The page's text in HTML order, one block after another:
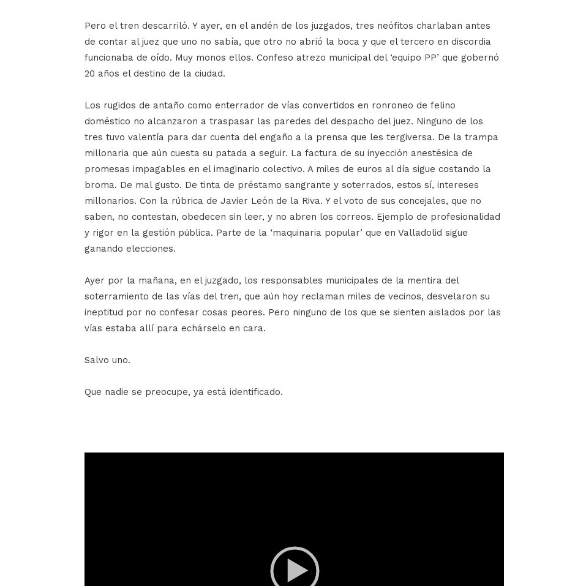
Pero el tren descarriló. Y ayer, en el andén de los juzgados, tres neófitos charlaban antes
de contar al juez que uno no sabía, que otro no abrió la boca y que el tercero en discordia
funcionaba de oído. Muy monos ellos. Confeso atrezo municipal del ‘equipo PP’ que gobernó
20 años el destino de la ciudad.
Los rugidos de antaño como enterrador de vías convertidos en ronroneo de felino
doméstico no alcanzaron a traspasar las paredes del despacho del juez. Ninguno de los
tres tuvo valentía para dar cuenta del engaño a la prensa que les tergiversa. De la trampa
millonaria que aún cuesta su patada a seguir. La factura de su inyección anestésica de
promesas impagables en el imaginario colectivo. A miles de euros al día sigue costando la
broma. De mal gusto. De tinta de préstamo sangrante y soterrados, estos sí, intereses
millonarios. Con la rúbrica de Javier León de la Riva. Y el voto de sus concejales, que no
saben, no contestan, obedecen sin leer, y no abren los correos. Ejemplo de profesionalidad
y rigor en la gestión pública. Parte de la ‘maquinaria popular’ que en Valladolid sigue
ganando elecciones.
Ayer por la mañana, en el juzgado, los responsables municipales de la mentira del
soterramiento de las vías del tren, que aún hoy reclaman miles de vecinos, desvelaron su
ineptitud por no confesar cosas peores. Pero ninguno de los que se sienten aislados por las
vías estaba allí para echárselo en cara.
Salvo uno.
Que nadie se preocupe, ya está identificado.